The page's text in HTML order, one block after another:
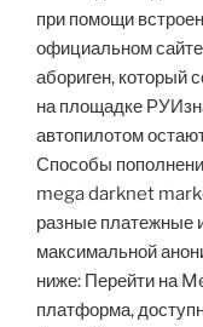
при помощи
официальном
абориген, который
на площадке
автопилотом
Способы
mega darknet
разные платежные
максимальной
ниже: Перейти на
платформа,